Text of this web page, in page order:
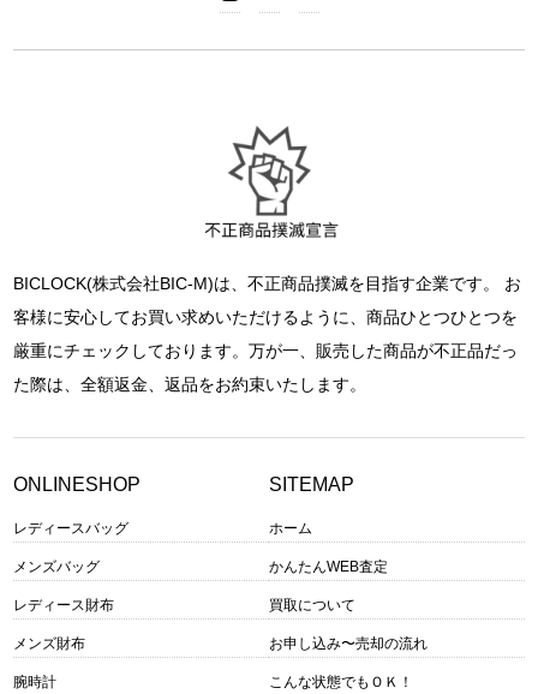
BICLOCK(株式会社BIC-M)は、不正商品撲滅を目指す企業です。 お
客様に安心してお買い求めいただけるように、商品ひとつひとつを
厳重にチェックしております。万が一、販売した商品が不正品だっ
た際は、全額返金、返品をお約束いたします。
ONLINESHOP
レディースバッグ
メンズバッグ
レディース財布
メンズ財布
腕時計
SITEMAP
ホーム
かんたんWEB査定
買取について
お申し込み〜売却の流れ
こんな状態でもＯＫ！